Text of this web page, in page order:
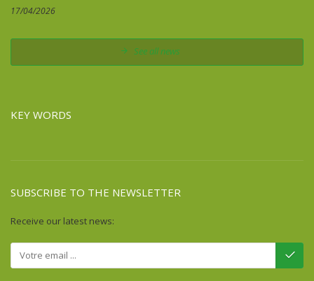
17/04/2026
See all news
KEY WORDS
SUBSCRIBE TO THE NEWSLETTER
Receive our latest news: